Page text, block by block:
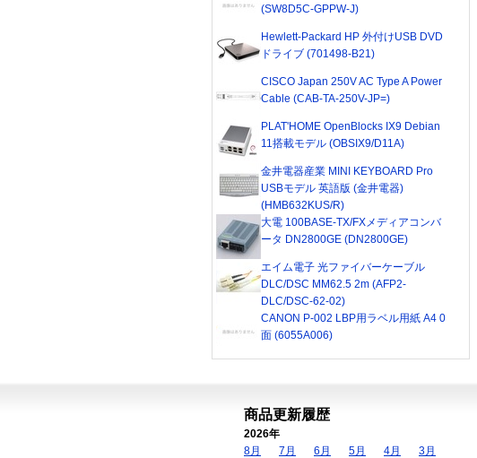
(SW8D5C-GPPW-J)
Hewlett-Packard HP 外付けUSB DVD
ドライブ (701498-B21)
CISCO Japan 250V AC Type A Power
Cable (CAB-TA-250V-JP=)
PLAT'HOME OpenBlocks IX9 Debian
11搭載モデル (OBSIX9/D11A)
金井電器産業 MINI KEYBOARD Pro
USBモデル 英語版 (金井電器)
(HMB632KUS/R)
大電 100BASE-TX/FXメディアコンバ
ータ DN2800GE (DN2800GE)
エイム電子 光ファイバーケーブル
DLC/DSC MM62.5 2m (AFP2-
DLC/DSC-62-02)
CANON P-002 LBP用ラベル用紙 A4 0
面 (6055A006)
商品更新履歴
2026年
8月
7月 6月 5月 4月
3月